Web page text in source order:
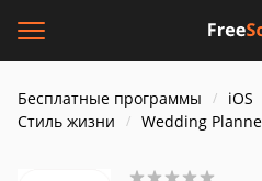
Бесплатные программы iOS
Стиль жизни
Wedding